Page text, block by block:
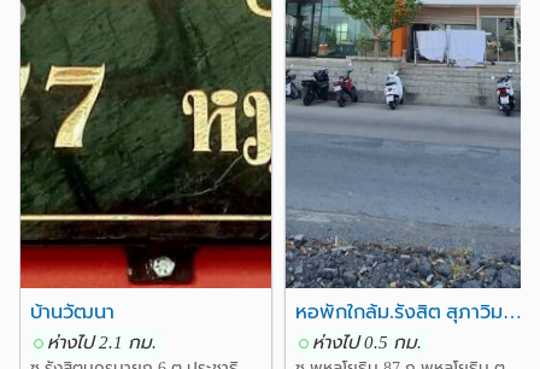
บ้านวัฒนา
ห่างไป 2.1 กม.
หอพักใกล้ม.รังสิต สุภาวิมล แมนชั่น Supawimol Mansion
ห่างไป 0.5 กม.
❯